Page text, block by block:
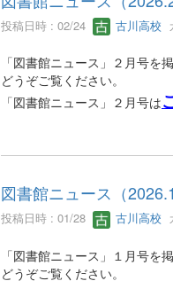
投稿日時 : 02/24 古川高校
「図書館ニュース」２月号を
どうぞご覧ください。
「図書館ニュース」２月号は
図書館ニュース（
投稿日時 : 01/28 古川高校
「図書館ニュース」１月号を
どうぞご覧ください。